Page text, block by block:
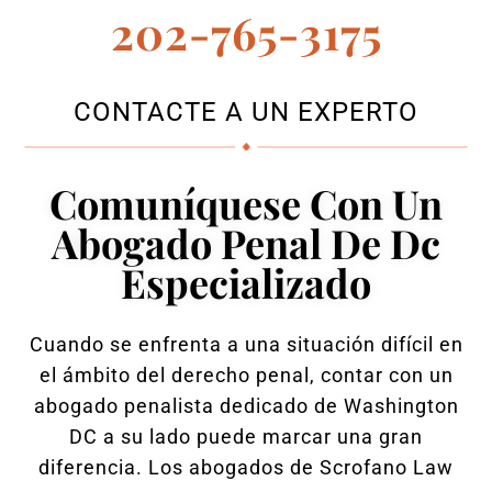
202-765-3175
CONTACTE A UN EXPERTO
Comuníquese Con Un
Abogado Penal De Dc
Especializado
Cuando se enfrenta a una situación difícil en
el ámbito del derecho penal, contar con un
abogado penalista dedicado de Washington
DC a su lado puede marcar una gran
diferencia. Los abogados de Scrofano Law